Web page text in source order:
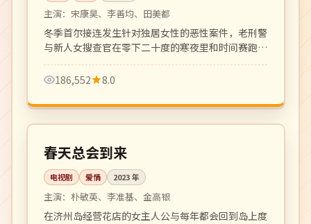
主演： 宋康昊、李善均、田美都
冬季首尔接连发生针对独居女性的恶性案件，老刑警
与新人女搜查官在零下二十度的寒夜里和时间赛跑。
氛围压抑写实，硬核犯罪片佳作。
186,552
8.0
韩国
高分 全 16 集
春天总会到来
电视剧 爱情 2023年
主演： 朴敏英、李准基、金高银
在济州岛经营花店的女主人公与每年都会回到岛上度